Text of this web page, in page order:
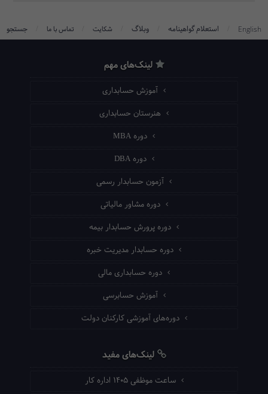
English استعلام گواهینامه وبلاگ شکایت تماس با ما جستجو
لینک‌های مهم
آموزش حسابداری
هنرستان حسابداری
دوره MBA
دوره DBA
آزمون حسابدار رسمی
دوره مشاور مالیاتی
دوره پرورش حسابدار بیمه
دوره حسابدار مدیریت خبره
دوره حسابداری مالی
آموزش حسابرسی
دوره‌های آموزشی کارکنان دولت
لینک‌های مفید
ساعت موظفی ۱۴۰۵ اداره کار